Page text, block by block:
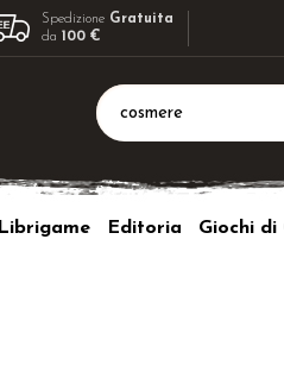
Spedizione Gratuita
da100 €
Librigame Editoria Giochi di